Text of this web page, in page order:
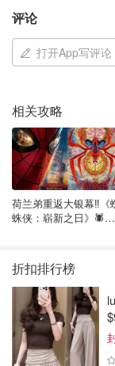
鸟，再摸眼睛或嘴
传染病专家 Dr.
Bogoch 强调，一
病毒对农业和食
禽流感已导
在 美国，甚
食品安全问题
在，而且政府会快
多伦多动物
多伦多动物园早
评论
打开App写评论
相关攻略
荷兰弟重返大银幕‼️《
蛛侠：崭新之日》🕷️北
折扣排行榜